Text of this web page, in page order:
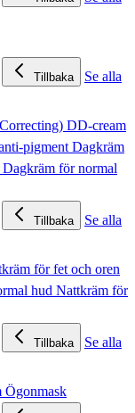
Tillbaka
Se alla
DD-cream
pigmentDagkräm
Dagkräm för normal
Tillbaka
Se alla
för fet och oren
hud Nattkräm för
Tillbaka
Se alla
Ögonmask